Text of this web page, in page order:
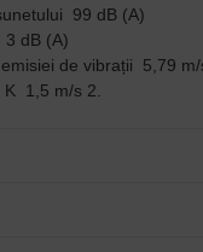
99 dB (A)
3 dB (A)
de vibrații
5,79
K
1,5 m/s 2.